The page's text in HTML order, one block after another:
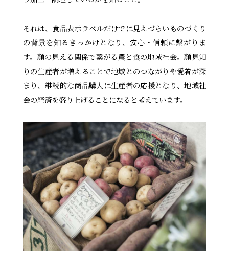
それは、食品表示ラベルだけでは見えづらいものづくり
の背景を知るきっかけとなり、安心・信頼に繋がりま
す。顔の見える関係で繋がる農と食の地域社会。顔見知
りの生産者が増えることで地域とのつながりや愛着が深
まり、継続的な商品購入は生産者の応援となり、地域社
会の経済を盛り上げることになると考えています。